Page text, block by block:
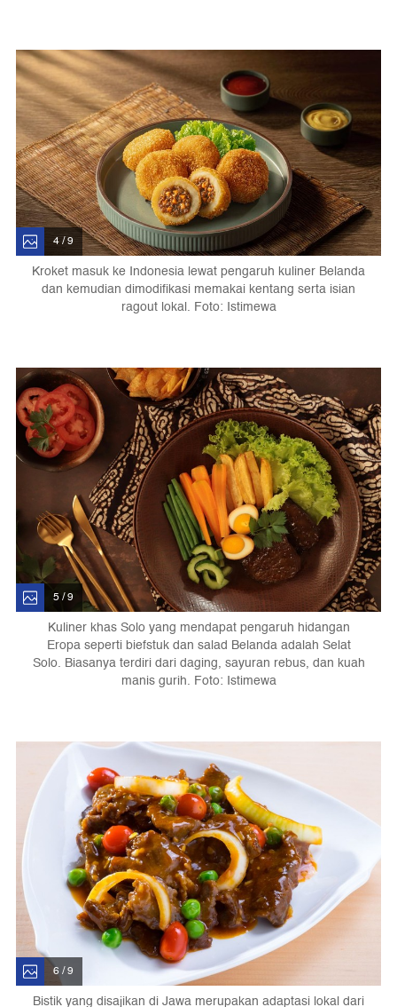
4 / 9
Kroket masuk ke Indonesia lewat pengaruh kuliner Belanda
dan kemudian dimodifikasi memakai kentang serta isian
ragout lokal. Foto: Istimewa
5 / 9
Kuliner khas Solo yang mendapat pengaruh hidangan
Eropa seperti biefstuk dan salad Belanda adalah Selat
Solo. Biasanya terdiri dari daging, sayuran rebus, dan kuah
manis gurih. Foto: Istimewa
6 / 9
Bistik yang disajikan di Jawa merupakan adaptasi lokal dari